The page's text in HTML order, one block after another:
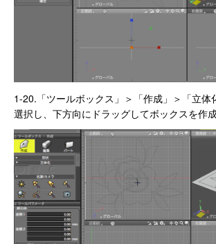
1-20.「ツールボックス」＞「作成」＞「立体
選択し、下方向にドラッグしてボックスを作